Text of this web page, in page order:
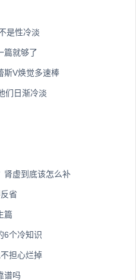
是性冷淡
篇就够了
斯V焕觉多速棒
们日渐冷淡
肾虚到底该怎么补
省
篇
6个冷知识
担心烂掉
谱吗